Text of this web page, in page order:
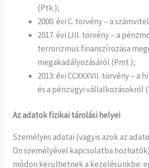
(Ptk.);
2000. évi C. törvény – a
2017. évi LIII. törvény – a
terrorizmus finanszírozása
megakadályozásáról (Pmt.);
2013. évi CCXXXVII. törvény –
és a pénzügyi vállalkozásokról
Az adatok fizikai tárolási helyei
Személyes adatai (vagyis azok az
Ön személyével kapcsolatba
módon kerülhetnek a kezelésünkbe: